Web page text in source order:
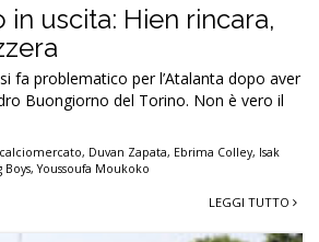
uscita: Hien rincara,
fa problematico per l’Atalanta dopo aver
Buongiorno del Torino. Non è vero il
calciomercato, Duvan Zapata, Ebrima Colley, Isak
Boys,Youssoufa Moukoko
LEGGI TUTTO